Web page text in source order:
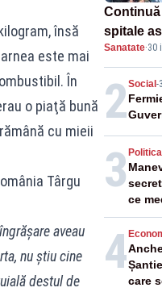
însă
este mai
În
o piaţă bună
cu mieii
Târgu
aveau
nu ştiu cine
destul de
Continuă
spitale
Sanatate·30
2Social-
3 Politica
ce
4
care